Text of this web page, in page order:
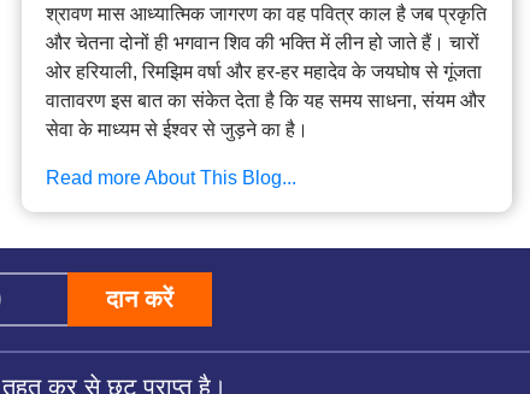
श्रावण मास आध्यात्मिक जागरण का वह पवित्र काल है जब प्रकृति
और चेतना दोनों ही भगवान शिव की भक्ति में लीन हो जाते हैं। चारों
ओर हरियाली, रिमझिम वर्षा और हर-हर महादेव के जयघोष से गूंजता
वातावरण इस बात का संकेत देता है कि यह समय साधना, संयम और
सेवा के माध्यम से ईश्वर से जुड़ने का है।
Read more About This Blog...
दान करें
कर से छूट प्राप्त है।